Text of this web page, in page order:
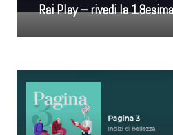
Rai Play – rivedi la